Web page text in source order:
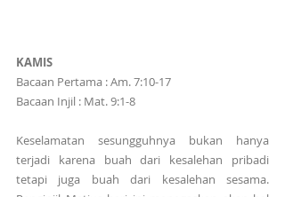
KAMIS
Bacaan Pertama : Am. 7:10-17
Bacaan Injil : Mat. 9:1-8
Keselamatan sesungguhnya bukan hanya
terjadi karena buah dari kesalehan pribadi
tetapi juga buah dari kesalehan sesama.